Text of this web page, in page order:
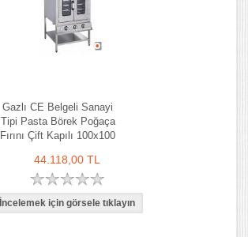
Gazlı CE Belgeli Sanayi
Tipi Pasta Börek Poğaça
Fırını Çift Kapılı 100x100
44.118,00 TL